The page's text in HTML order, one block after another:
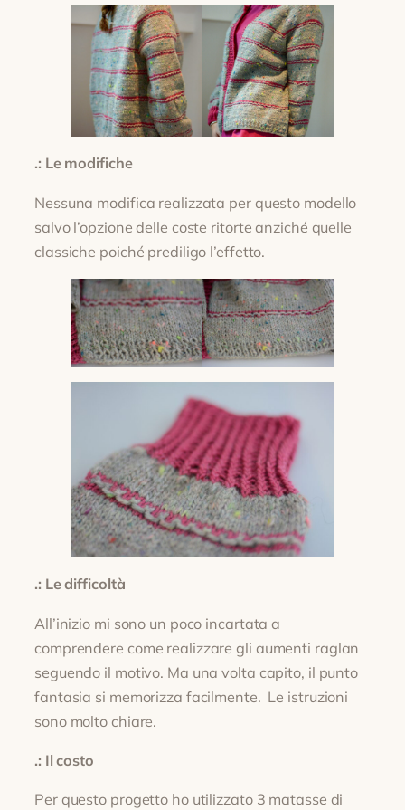
.: Le modifiche
Nessuna modifica realizzata per questo modello
salvo l’opzione delle coste ritorte anziché quelle
classiche poiché prediligo l’effetto.
.: Le difficoltà
All’inizio mi sono un poco incartata a
comprendere come realizzare gli aumenti raglan
seguendo il motivo. Ma una volta capito, il punto
fantasia si memorizza facilmente. Le istruzioni
sono molto chiare.
.: Il costo
Per questo progetto ho utilizzato 3 matasse di